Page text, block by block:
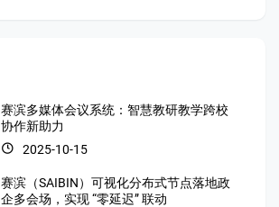
赛滨多媒体会议系统：智慧教研教学跨校
协作新助力
2025-10-15
赛滨（SAIBIN）可视化分布式节点落地政
企多会场，实现 “零延迟” 联动